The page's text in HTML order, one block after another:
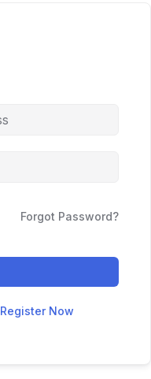
Forgot Password?
Register Now